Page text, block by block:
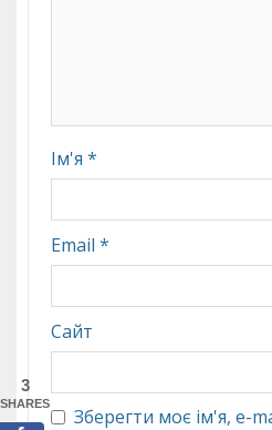
Ім'я *
Email *
Сайт
Зберегти моє ім'я, e-
3
SHARES